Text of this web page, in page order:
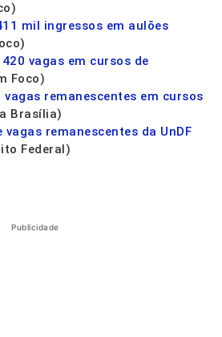
mil ingressos em aulões
vagas em cursos de
Foco)
remanescentes em cursos
Brasília)
remanescentes da UnDF
Federal)
Publicidade